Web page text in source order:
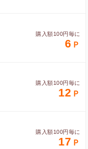
購入額100円毎に
6
購入額100円毎に
12
購入額100円毎に
17